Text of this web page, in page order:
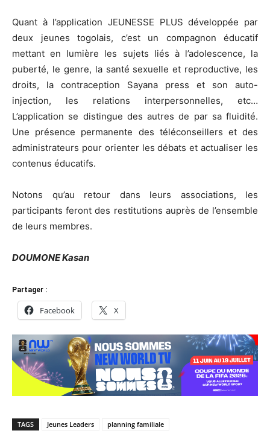
Quant à l’application JEUNESSE PLUS développée par
deux jeunes togolais, c’est un compagnon éducatif
mettant en lumière les sujets liés à l’adolescence, la
puberté, le genre, la santé sexuelle et reproductive, les
droits, la contraception Sayana press et son auto-
injection, les relations interpersonnelles, etc…
L’application se distingue des autres de par sa fluidité.
Une présence permanente des téléconseillers et des
administrateurs pour orienter les débats et actualiser les
contenus éducatifs.
Notons qu’au retour dans leurs associations, les
participants feront des restitutions auprès de l’ensemble
de leurs membres.
DOUMONE Kasan
Partager :
Facebook X
TAGS Jeunes Leaders planning familiale